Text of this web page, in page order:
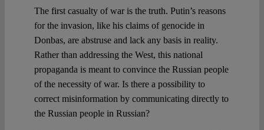
The first casualty of war is the truth. Putin’s reasons
for the invasion, like his claims of genocide in
Donbas, are abstruse and lack any basis in reality.
Rather than addressing the West, this national
propaganda is meant to convince the Russian people
of the necessity of war. Is there a possibility to
correct misinformation by communicating directly to
the Russian people in Russian?